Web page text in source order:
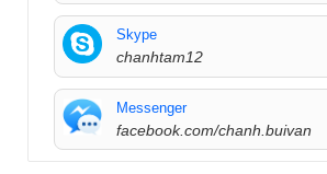
Skype
chanhtam12
Messenger
facebook.com/chanh.buivan